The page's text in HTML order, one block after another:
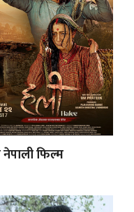
फिल्म